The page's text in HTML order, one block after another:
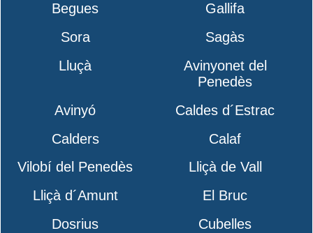
Begues
Gallifa
Sora
Sagàs
Lluçà
Avinyonet del
Penedès
Avinyó
Caldes d´Estrac
Calders
Calaf
Vilobí del Penedès
Lliçà de Vall
Lliçà d´Amunt
El Bruc
Dosrius
Cubelles